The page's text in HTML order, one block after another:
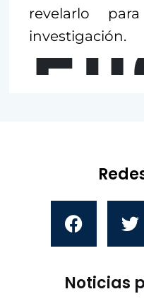
revelarlo
investigación.
Noticias